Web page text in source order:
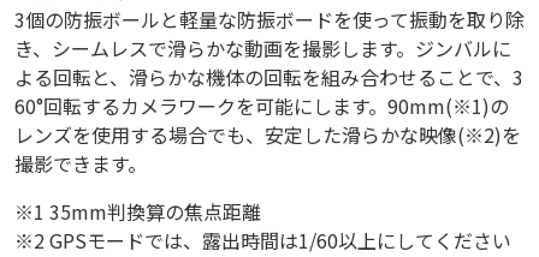
3個の防振ボールと軽量な防振ボードを使って振動を取り除
き、シームレスで滑らかな動画を撮影します。ジンバルに
よる回転と、滑らかな機体の回転を組み合わせることで、3
60°回転するカメラワークを可能にします。90mm(※1)の
レンズを使用する場合でも、安定した滑らかな映像(※2)を
撮影できます。
※1 35mm判換算の焦点距離
※2 GPSモードでは、露出時間は1/60以上にしてください